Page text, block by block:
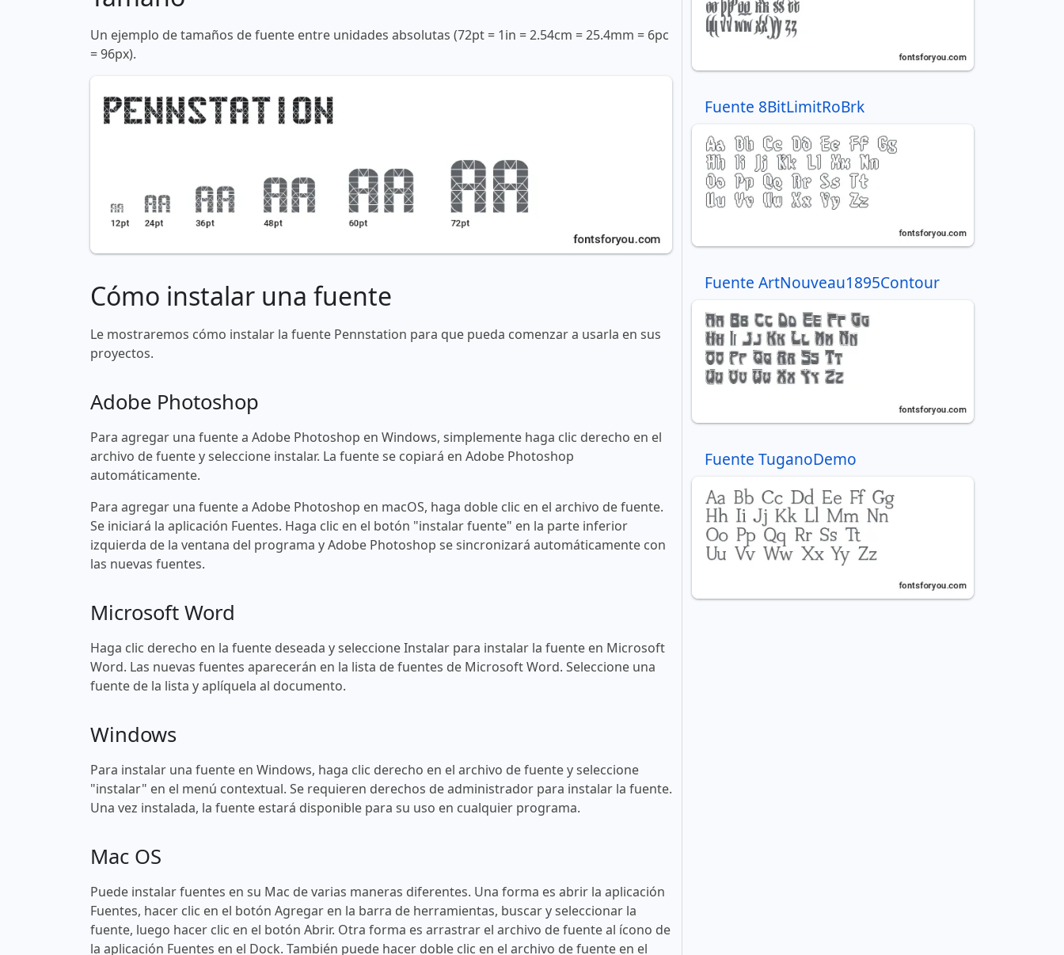
Un ejemplo de tamaños de fuente entre unidades absolutas (72pt = 1in = 2.54cm = 25.4mm = 6pc
= 96px).
Cómo instalar una fuente
Le mostraremos cómo instalar la fuente Pennstation para que pueda comenzar a usarla en sus
proyectos.
Adobe Photoshop
Para agregar una fuente a Adobe Photoshop en Windows, simplemente haga clic derecho en el
archivo de fuente y seleccione instalar. La fuente se copiará en Adobe Photoshop
automáticamente.
Para agregar una fuente a Adobe Photoshop en macOS, haga doble clic en el archivo de fuente.
Se iniciará la aplicación Fuentes. Haga clic en el botón "instalar fuente" en la parte inferior
izquierda de la ventana del programa y Adobe Photoshop se sincronizará automáticamente con
las nuevas fuentes.
Microsoft Word
Haga clic derecho en la fuente deseada y seleccione Instalar para instalar la fuente en Microsoft
Word. Las nuevas fuentes aparecerán en la lista de fuentes de Microsoft Word. Seleccione una
fuente de la lista y aplíquela al documento.
Windows
Para instalar una fuente en Windows, haga clic derecho en el archivo de fuente y seleccione
"instalar" en el menú contextual. Se requieren derechos de administrador para instalar la fuente.
Una vez instalada, la fuente estará disponible para su uso en cualquier programa.
Mac OS
Puede instalar fuentes en su Mac de varias maneras diferentes. Una forma es abrir la aplicación
Fuentes, hacer clic en el botón Agregar en la barra de herramientas, buscar y seleccionar la
fuente, luego hacer clic en el botón Abrir. Otra forma es arrastrar el archivo de fuente al ícono de
la aplicación Fuentes en el Dock. También puede hacer doble clic en el archivo de fuente en el
Fuente 8BitLimitRoBrk
Fuente ArtNouveau1895Contour
Fuente TuganoDemo